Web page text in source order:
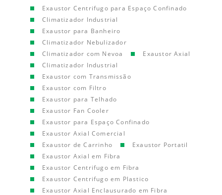
Exaustor Centrifugo para Espaço Confinado
Climatizador Industrial
Exaustor para Banheiro
Climatizador Nebulizador
Climatizador com Nevoa
Exaustor Axial
Climatizador Industrial
Exaustor com Transmissão
Exaustor com Filtro
Exaustor para Telhado
Exaustor Fan Cooler
Exaustor para Espaço Confinado
Exaustor Axial Comercial
Exaustor de Carrinho
Exaustor Portatil
Exaustor Axial em Fibra
Exaustor Centrifugo em Fibra
Exaustor Centrifugo em Plastico
Exaustor Axial Enclausurado em Fibra